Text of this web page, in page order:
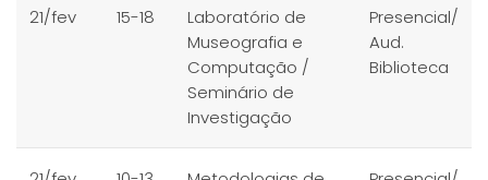
21/fev 15-18
Laboratório de
Museografia e
Computação /
Seminário de
Investigação
Presencial/
Aud.
Biblioteca